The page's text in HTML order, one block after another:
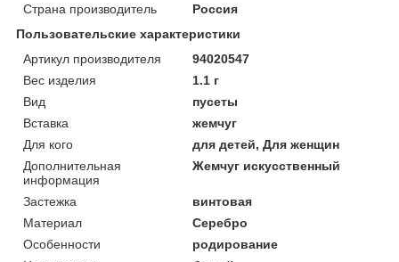
Страна производитель
Россия
Пользовательские характеристики
Артикул производителя
94020547
Вес изделия
1.1 г
Вид
пусеты
Вставка
жемчуг
Для кого
для детей, Для женщин
Дополнительная
информация
Жемчуг искусственный
Застежка
винтовая
Материал
Серебро
Особенности
родирование